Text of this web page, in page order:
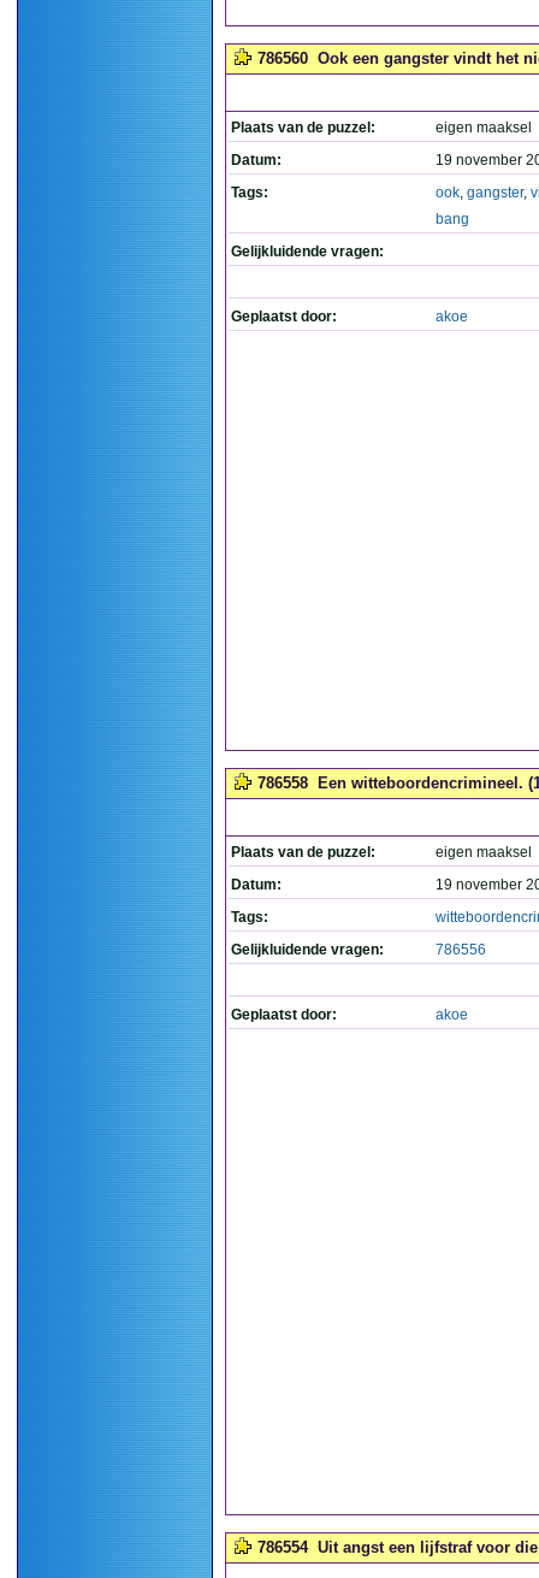
786560 Ook een gangster vindt het
Plaats van de puzzel:
eigen maaksel
Datum:
19 november
Tags:
ook, gangster,
bang
Gelijkluidende vragen:
Geplaatst door: akoe
786558 Een witteboordencrimineel.
Plaats van de puzzel:
eigen maaksel
Datum:
19 november
Tags:
Gelijkluidende vragen:
786556
Geplaatst door: akoe
786554 Uit angst een lijfstraf voor